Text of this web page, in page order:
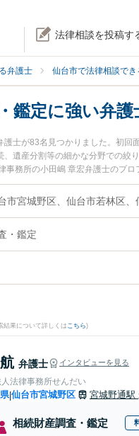
法律相談を投稿す
弁護士 仙台市で法律相談でき
鑑定に強い弁護
士が83名見つかりました。初
遺産分割等の細かな分野での
事務所の小田嶋 章宏弁護士のプ
相談したい』『相続財産調査
したい』などでお困りの相談者
市宮城野区、仙台市若林区
・鑑定
結果について詳しくはこちら)
弁護士 インタビューを見る
法律事務所せんだい
|仙台市宮城野区 宮城野通駅
相続財産調査・鑑定